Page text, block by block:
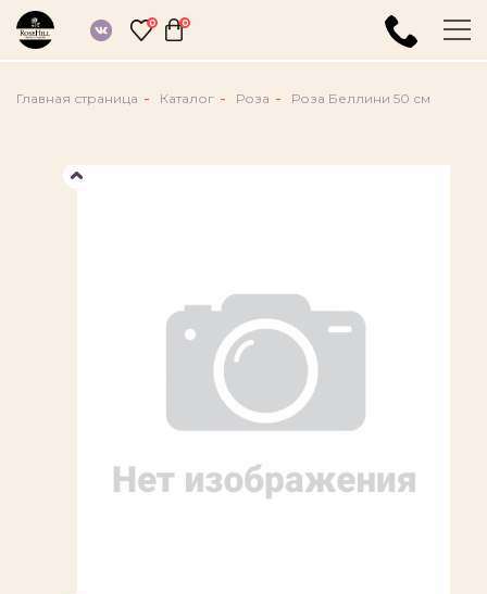
0 0
Доставка и оплата
Главная страница Каталог Роза Роза Беллини 50 см
Я даю согласие на обработку моих
персональных данных, в соответствии с
Федеральным законом от 27.07.2006 г.
№152-ФЗ "О персональных данных", на
условиях, определенных
Политикой в
области обработки и обеспечения
безопасности персональных данных